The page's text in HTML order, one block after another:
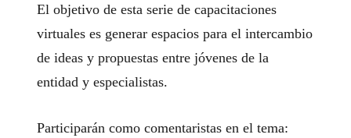
El objetivo de esta serie de capacitaciones
virtuales es generar espacios para el intercambio
de ideas y propuestas entre jóvenes de la
entidad y especialistas.
Participarán como comentaristas en el tema: